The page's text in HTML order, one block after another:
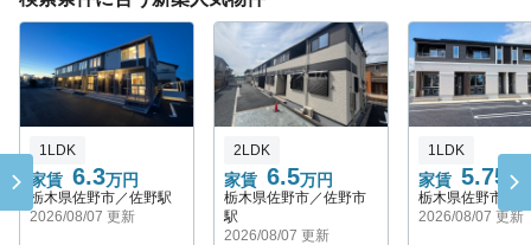
1LDK
家賃 6.3万円
栃木県佐野市／佐野駅
2026/08/07 更新
2LDK
家賃 6.5万円
栃木県佐野市／佐野市
駅
2026/08/07 更新
1LDK
家賃 5.75 万
栃木県佐野市／
2026/08/07 更新